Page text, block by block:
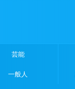
芸能
一般人